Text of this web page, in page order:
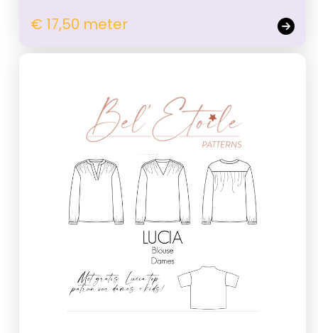
€ 17,50 meter